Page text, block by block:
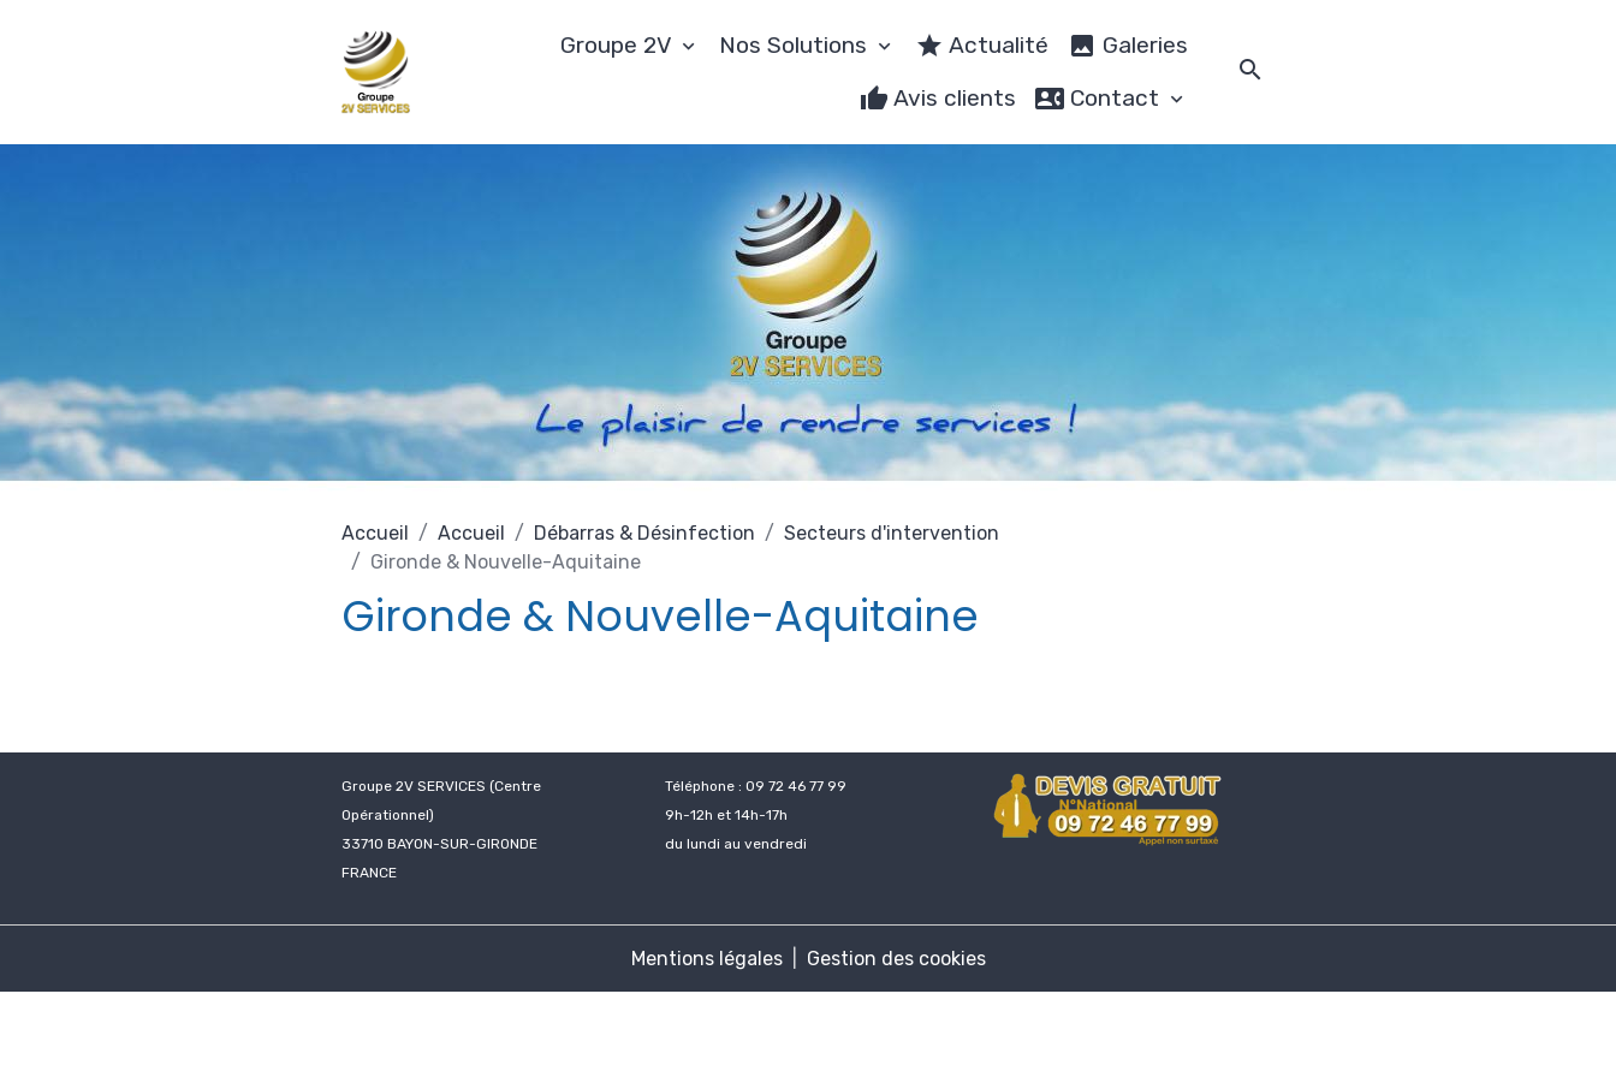
Groupe 2V Nos Solutions Actualité
Galeries
Avis clients
Contact
Accueil Accueil Débarras & Désinfection
Secteurs d'intervention
Gironde & Nouvelle-Aquitaine
Gironde & Nouvelle-Aquitaine
Groupe 2V SERVICES (Centre
Opérationnel)
33710 BAYON-SUR-GIRONDE
FRANCE
Téléphone : 09 72 46 77 99
9h-12h et 14h-17h
du lundi au vendredi
Mentions légales Gestion des cookies